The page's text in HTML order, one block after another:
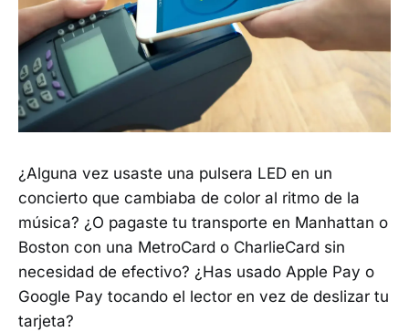
¿Alguna vez usaste una pulsera LED en un
concierto que cambiaba de color al ritmo de la
música? ¿O pagaste tu transporte en Manhattan o
Boston con una MetroCard o CharlieCard sin
necesidad de efectivo? ¿Has usado Apple Pay o
Google Pay tocando el lector en vez de deslizar tu
tarjeta?